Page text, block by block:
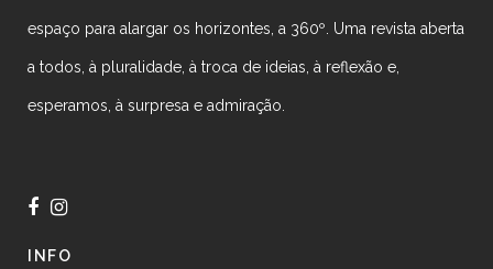
espaço para alargar os horizontes, a 360º. Uma revista aberta
a todos, à pluralidade, à troca de ideias, à reflexão e,
esperamos, à surpresa e admiração.
INFO